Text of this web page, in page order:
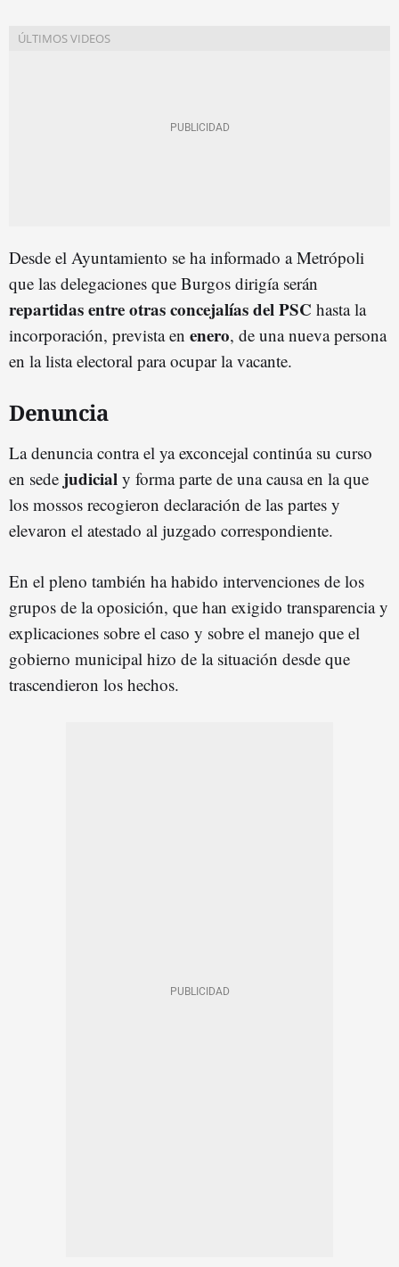
Desde el Ayuntamiento se ha informado a Metrópoli
que las delegaciones que Burgos dirigía serán
repartidas entre otras concejalías del PSC hasta la
incorporación, prevista en enero, de una nueva persona
en la lista electoral para ocupar la vacante.
Denuncia
La denuncia contra el ya exconcejal continúa su curso
en sede judicial y forma parte de una causa en la que
los mossos recogieron declaración de las partes y
elevaron el atestado al juzgado correspondiente.
En el pleno también ha habido intervenciones de los
grupos de la oposición, que han exigido transparencia y
explicaciones sobre el caso y sobre el manejo que el
gobierno municipal hizo de la situación desde que
trascendieron los hechos.